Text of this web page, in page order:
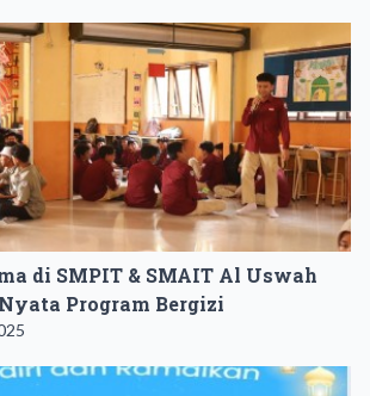
di SMPIT & SMAIT Al Uswah
Program Bergizi